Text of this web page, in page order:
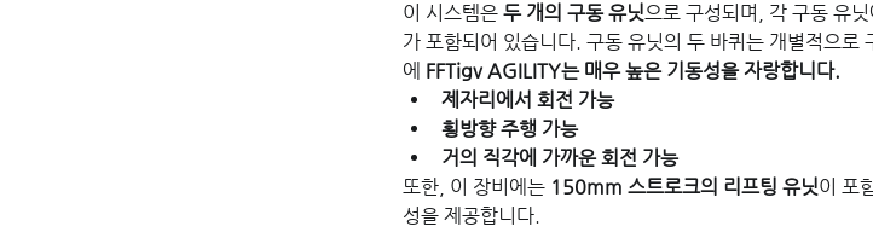
이 시스템은 두 개의 구동 유닛으로 구성되며, 각 구동 유
가 포함되어 있습니다. 구동 유닛의 두 바퀴는 개별적으로
에 FFTigv AGILITY는 매우 높은 기동성을 자랑합니다.
제자리에서 회전 가능
횡방향 주행 가능
거의 직각에 가까운 회전 가능
또한, 이 장비에는 150mm 스트로크의 리프팅 유닛이 포
성을 제공합니다.